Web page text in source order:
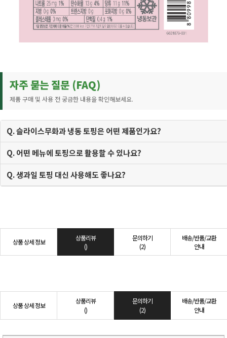
자주 묻는 질문 (FAQ)
제품 구매 및 사용 전 궁금한 내용을 확인해보세요.
Q. 슬라이스무화과 냉동 토핑은 어떤 제품인가요?
Q. 어떤 메뉴에 토핑으로 활용할 수 있나요?
Q. 생과일 토핑 대신 사용해도 좋나요?
상품 상세 정보
상품리뷰
()
문의하기
(2)
배송/반품/교환
안내
상품 상세 정보
상품리뷰
()
문의하기
(2)
배송/반품/교환
안내